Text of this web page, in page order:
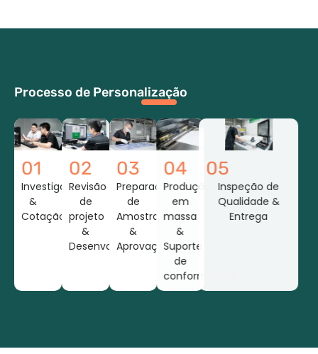
Processo de Personalização
01
Investigação
&
Cotação
02
Revisão
de
projeto
&
Desenvolvimento
03
Preparação
de
Amostras
&
Aprovação
04
Produção
em
massa
&
Suporte
de
conformidade
05
Inspeção de
Qualidade &
Entrega